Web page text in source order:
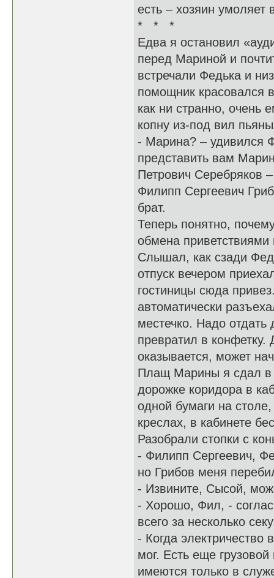
есть – хозяин умоляет
* * *
Едва я остановил
перед Мариной и
встречали Федька и
помощник красовался
как ни странно,
копну из-под вил
- Марина? – удивился
представить вам
Петрович Серебряков
Филипп Сергеевич
брат.
Теперь понятно,
обмена
Слышал, как сзади
отпуск вечером
гостиницы сюда
автоматически
местечко. Надо отдать
превратил в конфетку.
оказывается, может
Плащ Марины я сдал в
дорожке коридора в
одной бумаги на
креслах, в кабинете
Разобрали стопки с
- Филипп Сергеевич,
но Грибов меня
- Извините, Сысой,
- Хорошо, Фил, -
всего за несколько
- Когда электричество
мог. Есть еще
имеются только в